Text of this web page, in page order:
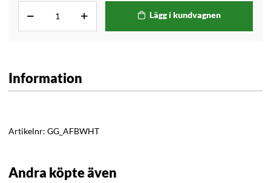
Lägg i kundvagnen
Information
Artikelnr: GG_AFBWHT
Andra köpte även